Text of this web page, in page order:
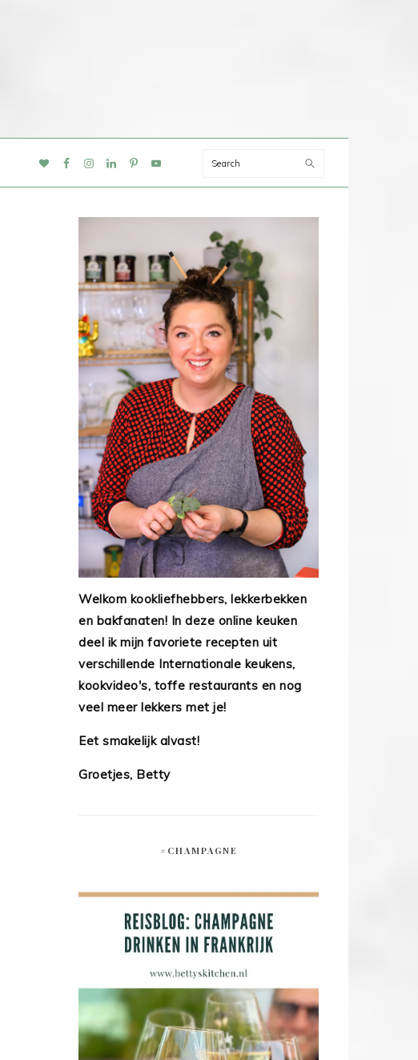
NAV
Search
Welkom kookliefhebbers, lekkerbekken
en bakfanaten! In deze online keuken
deel ik mijn favoriete recepten uit
verschillende Internationale keukens,
kookvideo's, toffe restaurants en nog
veel meer lekkers met je!
Eet smakelijk alvast!
Groetjes, Betty
#CHAMPAGNE